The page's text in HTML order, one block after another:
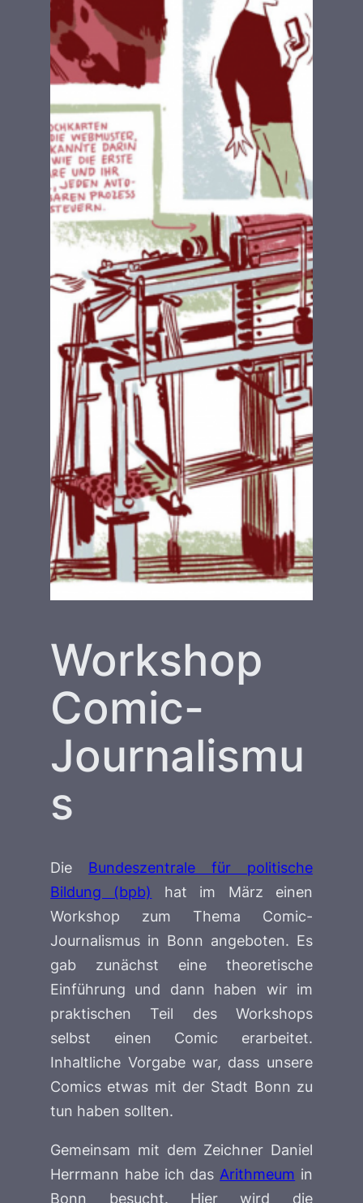
Workshop
Comic-
Journalismu
s
Die Bundeszentrale für politische
Bildung (bpb)
hat im März einen
Workshop zum Thema Comic-
Journalismus in Bonn angeboten. Es
gab zunächst eine theoretische
Einführung und dann haben wir im
praktischen Teil des Workshops
selbst einen Comic erarbeitet.
Inhaltliche Vorgabe war, dass unsere
Comics etwas mit der Stadt Bonn zu
tun haben sollten.
Gemeinsam mit dem Zeichner Daniel
Herrmann habe ich dasArithmeum in
Bonn besucht. Hier wird die